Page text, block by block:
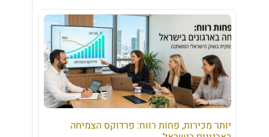
יותר מכירות, פחות רווח: פרדוקס הצמיחה